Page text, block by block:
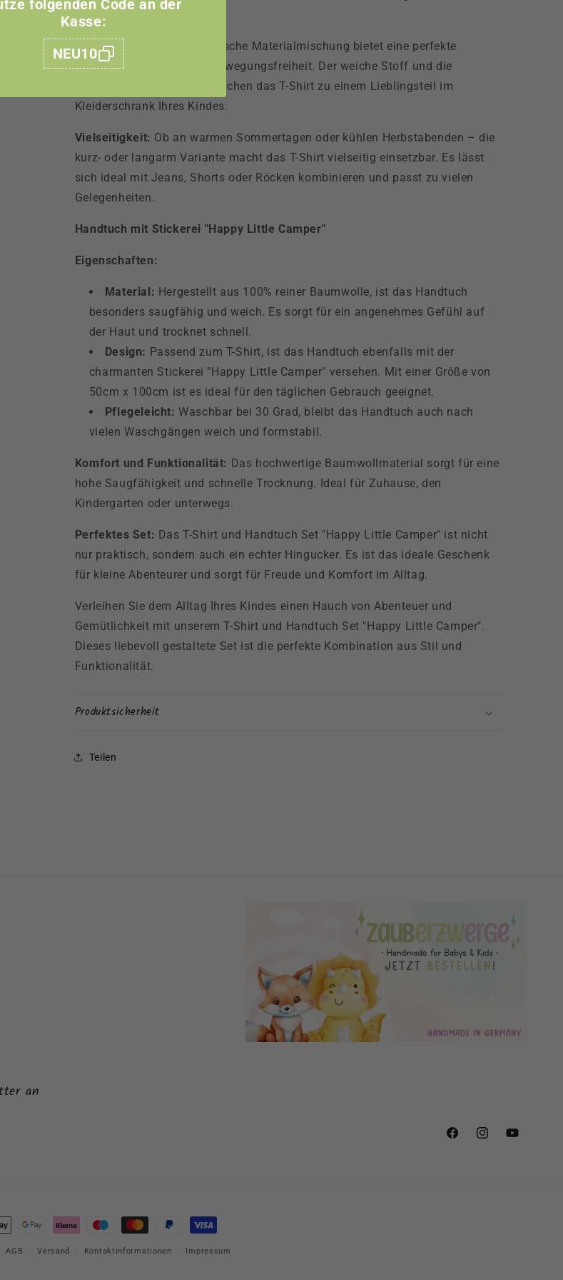
Komfort und Stil:
Die elastische Materialmischung bietet eine perfekte
Passform und maximale Bewegungsfreiheit. Der weiche Stoff und die
sorgfältige Verarbeitung machen das T-Shirt zu einem Lieblingsteil im
Kleiderschrank Ihres Kindes.
Vielseitigkeit: Ob an warmen Sommertagen oder kühlen Herbstabenden – die
kurz- oder langarm Variante macht das T-Shirt vielseitig einsetzbar. Es lässt
sich ideal mit Jeans, Shorts oder Röcken kombinieren und passt zu vielen
Gelegenheiten.
Handtuch mit Stickerei "Happy Little Camper"
Eigenschaften:
Material: Hergestellt aus 100% reiner Baumwolle, ist das Handtuch
besonders saugfähig und weich. Es sorgt für ein angenehmes Gefühl auf
der Haut und trocknet schnell.
Design: Passend zum T-Shirt, ist das Handtuch ebenfalls mit der
charmanten Stickerei "Happy Little Camper" versehen. Mit einer Größe von
50cm x 100cm ist es ideal für den täglichen Gebrauch geeignet.
Pflegeleicht: Waschbar bei 30 Grad, bleibt das Handtuch auch nach
vielen Waschgängen weich und formstabil.
Komfort und Funktionalität: Das hochwertige Baumwollmaterial sorgt für eine
hohe Saugfähigkeit und schnelle Trocknung. Ideal für Zuhause, den
Kindergarten oder unterwegs.
Perfektes Set: Das T-Shirt und Handtuch Set "Happy Little Camper" ist nicht
nur praktisch, sondern auch ein echter Hingucker. Es ist das ideale Geschenk
für kleine Abenteurer und sorgt für Freude und Komfort im Alltag.
Verleihen Sie dem Alltag Ihres Kindes einen Hauch von Abenteuer und
Gemütlichkeit mit unserem T-Shirt und Handtuch Set "Happy Little Camper".
Dieses liebevoll gestaltete Set ist die perfekte Kombination aus Stil und
Funktionalität.
Produktsicherheit
Teilen
an
FacebookInstagramYouTube
AGB Versand Kontaktinformationen Impressum
folgenden Code an der
Kasse:
NEU10